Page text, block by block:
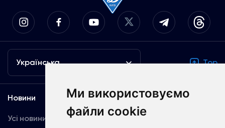
Ми використовуємо
файли cookie
Українська Top
Новини
Усі новини
Медіа
Динамо TV